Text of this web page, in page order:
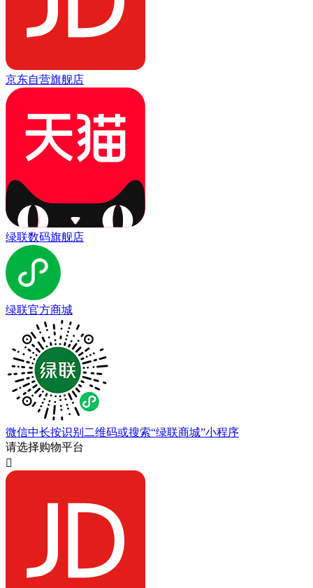
京东自营旗舰店
绿联数码旗舰店
绿联官方商城
微信中长按识别二维码或搜索“绿联商城”小程序
请选择购物平台
